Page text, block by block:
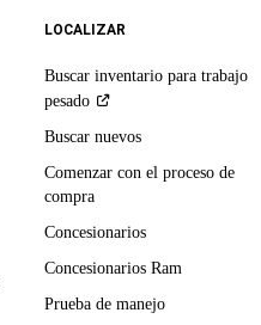
LOCALIZAR
Buscar inventario para trabajo
pesado
Buscar nuevos
Comenzar con el proceso de
compra
Concesionarios
Concesionarios Ram
Prueba de manejo